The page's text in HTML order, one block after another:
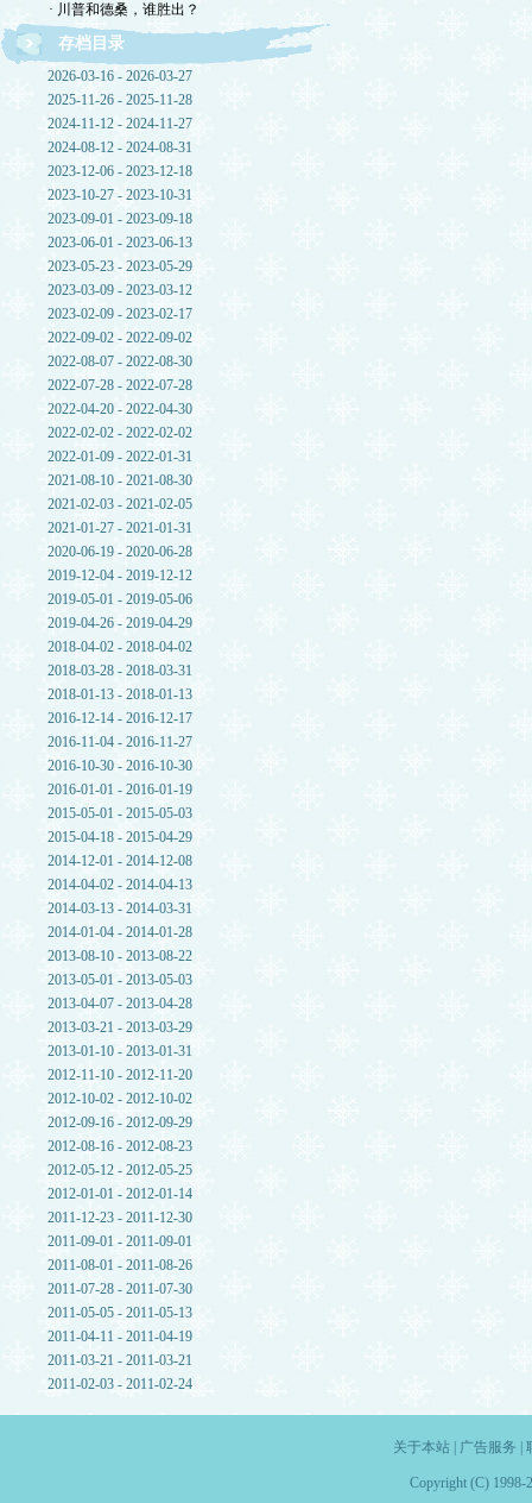
· 川普和德桑，谁胜出？
存档目录
2026-03-16 - 2026-03-27
2025-11-26 - 2025-11-28
2024-11-12 - 2024-11-27
2024-08-12 - 2024-08-31
2023-12-06 - 2023-12-18
2023-10-27 - 2023-10-31
2023-09-01 - 2023-09-18
2023-06-01 - 2023-06-13
2023-05-23 - 2023-05-29
2023-03-09 - 2023-03-12
2023-02-09 - 2023-02-17
2022-09-02 - 2022-09-02
2022-08-07 - 2022-08-30
2022-07-28 - 2022-07-28
2022-04-20 - 2022-04-30
2022-02-02 - 2022-02-02
2022-01-09 - 2022-01-31
2021-08-10 - 2021-08-30
2021-02-03 - 2021-02-05
2021-01-27 - 2021-01-31
2020-06-19 - 2020-06-28
2019-12-04 - 2019-12-12
2019-05-01 - 2019-05-06
2019-04-26 - 2019-04-29
2018-04-02 - 2018-04-02
2018-03-28 - 2018-03-31
2018-01-13 - 2018-01-13
2016-12-14 - 2016-12-17
2016-11-04 - 2016-11-27
2016-10-30 - 2016-10-30
2016-01-01 - 2016-01-19
2015-05-01 - 2015-05-03
2015-04-18 - 2015-04-29
2014-12-01 - 2014-12-08
2014-04-02 - 2014-04-13
2014-03-13 - 2014-03-31
2014-01-04 - 2014-01-28
2013-08-10 - 2013-08-22
2013-05-01 - 2013-05-03
2013-04-07 - 2013-04-28
2013-03-21 - 2013-03-29
2013-01-10 - 2013-01-31
2012-11-10 - 2012-11-20
2012-10-02 - 2012-10-02
2012-09-16 - 2012-09-29
2012-08-16 - 2012-08-23
2012-05-12 - 2012-05-25
2012-01-01 - 2012-01-14
2011-12-23 - 2011-12-30
2011-09-01 - 2011-09-01
2011-08-01 - 2011-08-26
2011-07-28 - 2011-07-30
2011-05-05 - 2011-05-13
2011-04-11 - 2011-04-19
2011-03-21 - 2011-03-21
2011-02-03 - 2011-02-24
关于本站| 广告服务
Copyright (C) 1998-